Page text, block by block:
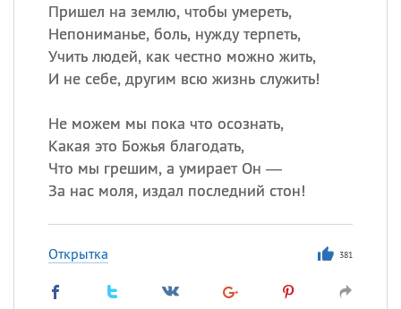
Пришел на землю, чтобы умереть,
Непониманье, боль, нужду терпеть,
Учить людей, как честно можно жить,
И не себе, другим всю жизнь служить!
Не можем мы пока что осознать,
Какая это Божья благодать,
Что мы грешим, а умирает Он —
За нас моля, издал последний стон!
Открытка 381
ИМЕНА
Сегодня празднуют именины
Александр,
Анна
Посмотреть значениеи